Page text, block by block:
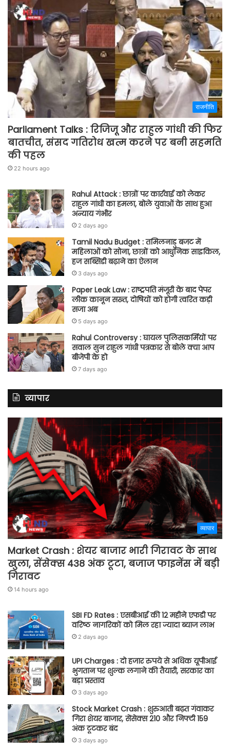
राजनीति
Parliament Talks : रिजिजू और राहुल गांधी की फिर
बातचीत, संसद गतिरोध खत्म करने पर बनी सहमति
की पहल
22 hours ago
Rahul Attack : छात्रों पर कार्रवाई को लेकर
राहुल गांधी का हमला, बोले युवाओं के साथ हुआ
अन्याय गंभीर
2 days ago
Tamil Nadu Budget : तमिलनाडु बजट में
महिलाओं को सोना, छात्रों को आधुनिक साइकिल,
हज सब्सिडी बढ़ाने का ऐलान
3 days ago
Paper Leak Law : राष्ट्रपति मंजूरी के बाद पेपर
लीक कानून सख्त, दोषियों को होगी त्वरित कड़ी
सजा अब
5 days ago
Rahul Controversy : घायल पुलिसकर्मियों पर
सवाल सुन राहुल गांधी पत्रकार से बोले क्या आप
बीजेपी के हो
7 days ago
व्यापार
व्यापार
Market Crash : शेयर बाजार भारी गिरावट के साथ
खुला, सेंसेक्स 438 अंक टूटा, बजाज फाइनेंस में बड़ी
गिरावट
14 hours ago
SBI FD Rates : एसबीआई की 12 महीने एफडी पर
वरिष्ठ नागरिकों को मिल रहा ज्यादा ब्याज लाभ
2 days ago
UPI Charges : दो हजार रुपये से अधिक यूपीआई
भुगतान पर शुल्क लगाने की तैयारी, सरकार का
बड़ा प्रस्ताव
3 days ago
Stock Market Crash : शुरुआती बढ़त गंवाकर
गिरा शेयर बाजार, सेंसेक्स 210 और निफ्टी 159
अंक टूटकर बंद
3 days ago